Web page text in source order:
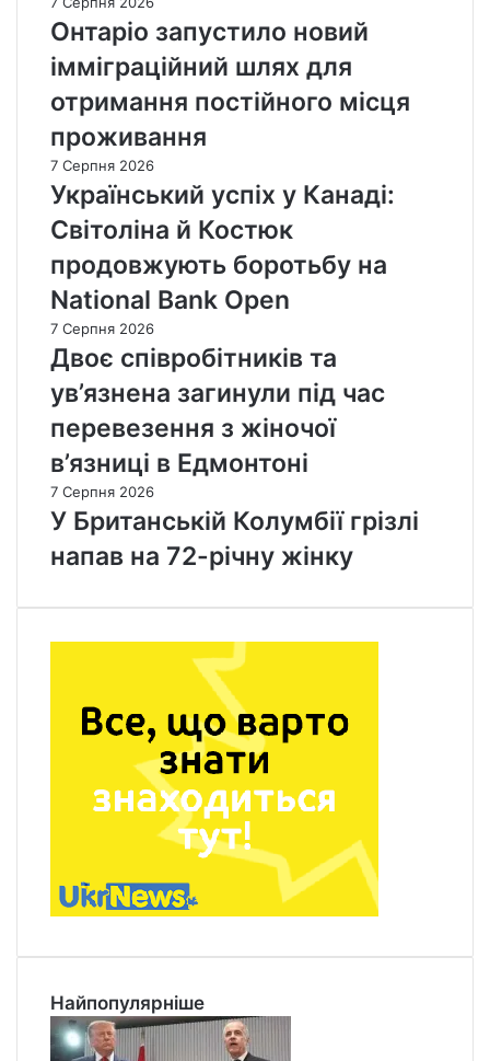
Онтаріо запустило новий
імміграційний шлях для
отримання постійного місця
проживання
7 Серпня 2026
Український успіх у Канаді:
Світоліна й Костюк
продовжують боротьбу на
National Bank Open
7 Серпня 2026
Двоє співробітників та
ув’язнена загинули під час
перевезення з жіночої
в’язниці в Едмонтоні
7 Серпня 2026
У Британській Колумбії грізлі
напав на 72-річну жінку
Найпопулярніше